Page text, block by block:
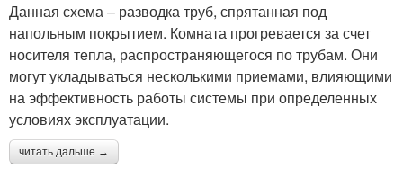
Данная схема – разводка труб, спрятанная под
напольным покрытием. Комната прогревается за счет
носителя тепла, распространяющегося по трубам. Они
могут укладываться несколькими приемами, влияющими
на эффективность работы системы при определенных
условиях эксплуатации.
читать дальше →